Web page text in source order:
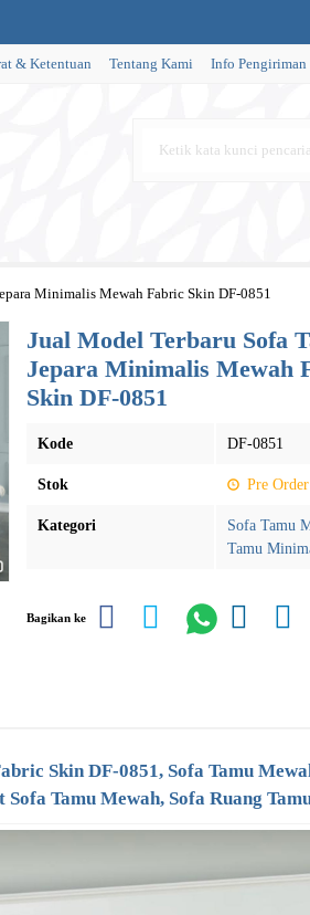
& Ketentuan Tentang Kami Info Pengiriman
Minimalis Mewah Fabric Skin DF-0851
Jual Model Terbaru Sofa
Jepara Minimalis Mewah
Skin DF-0851
Kode DF-0851
Stok Pre Order
Kategori Sofa Tamu
Tamu
Bagikan ke
Skin DF-0851, Sofa Tamu
Sofa Tamu Mewah, Sofa Ruang